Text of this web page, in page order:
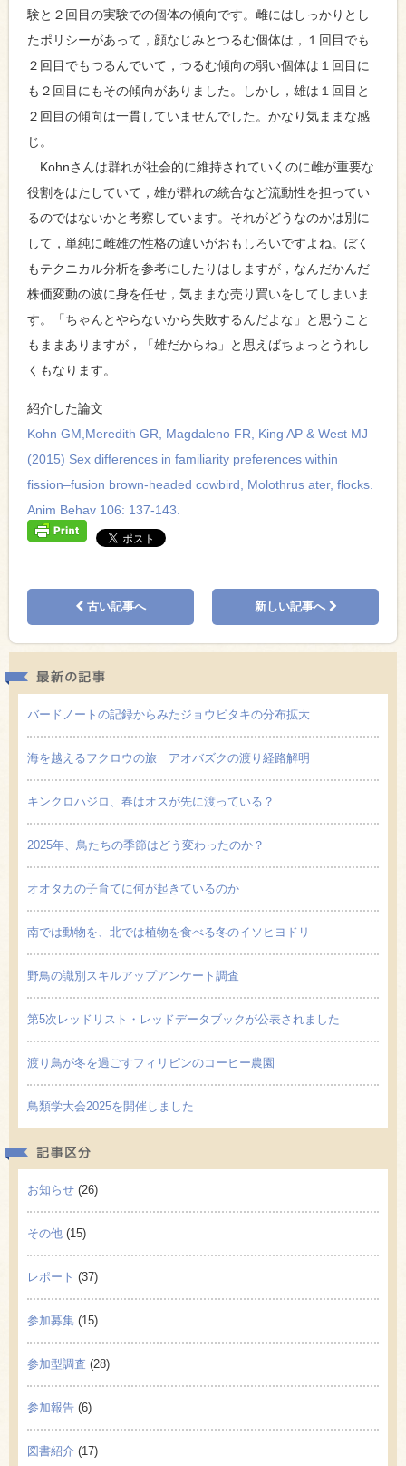
験と２回目の実験での個体の傾向です。雌にはしっかりとし
たポリシーがあって，顔なじみとつるむ個体は，１回目でも
２回目でもつるんでいて，つるむ傾向の弱い個体は１回目に
も２回目にもその傾向がありました。しかし，雄は１回目と
２回目の傾向は一貫していませんでした。かなり気ままな感
じ。
Kohnさんは群れが社会的に維持されていくのに雌が重要な
役割をはたしていて，雄が群れの統合など流動性を担ってい
るのではないかと考察しています。それがどうなのかは別に
して，単純に雌雄の性格の違いがおもしろいですよね。ぼく
もテクニカル分析を参考にしたりはしますが，なんだかんだ
株価変動の波に身を任せ，気ままな売り買いをしてしまいま
す。「ちゃんとやらないから失敗するんだよな」と思うこと
もままありますが，「雄だからね」と思えばちょっとうれし
くもなります。
紹介した論文
Kohn GM,Meredith GR, Magdaleno FR, King AP & West MJ
(2015) Sex differences in familiarity preferences within
fission–fusion brown-headed cowbird, Molothrus ater, flocks.
Anim Behav 106: 137-143.
古い記事へ 新しい記事へ
バードノートの記録からみたジョウビタキの分布拡大
海を越えるフクロウの旅 アオバズクの渡り経路解明
キンクロハジロ、春はオスが先に渡っている？
2025年、鳥たちの季節はどう変わったのか？
オオタカの子育てに何が起きているのか
南では動物を、北では植物を食べる冬のイソヒヨドリ
野鳥の識別スキルアップアンケート調査
第5次レッドリスト・レッドデータブックが公表されました
渡り鳥が冬を過ごすフィリピンのコーヒー農園
鳥類学大会2025を開催しました
お知らせ (26)
その他 (15)
レポート (37)
参加募集 (15)
参加型調査 (28)
参加報告 (6)
図書紹介 (17)